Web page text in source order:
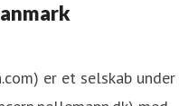
er et selskab under